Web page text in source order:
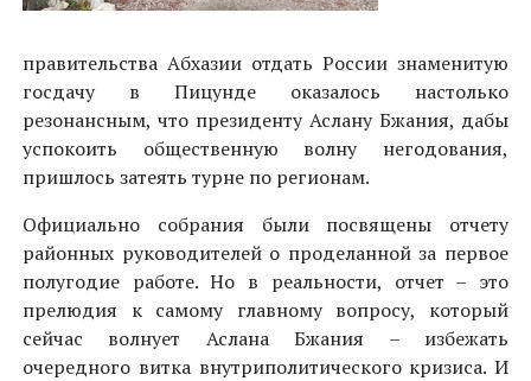
правительства Абхазии отдать России знаменитую
госдачу в Пицунде оказалось настолько
резонансным, что президенту Аслану Бжания, дабы
успокоить общественную волну негодования,
пришлось затеять турне по регионам.
Официально собрания были посвящены отчету
районных руководителей о проделанной за первое
полугодие работе. Но в реальности, отчет – это
прелюдия к самому главному вопросу, который
сейчас волнует Аслана Бжания – избежать
очередного витка внутриполитического кризиса. И